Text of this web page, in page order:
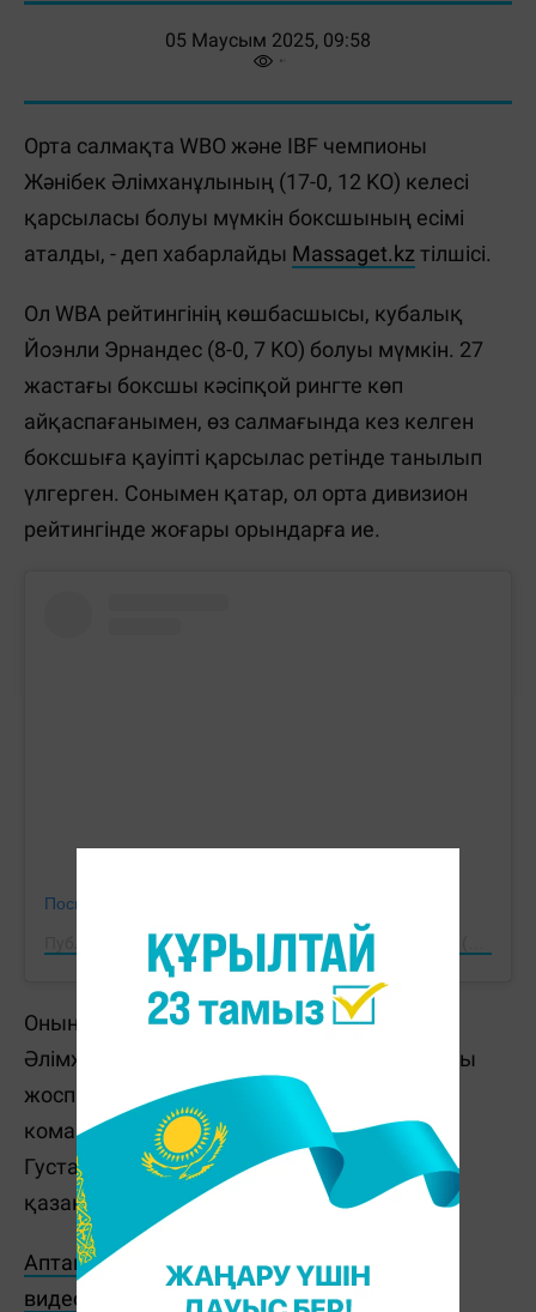
05 Маусым 2025, 09:58
Орта салмақта WBO және IBF чемпионы
Жәнібек Әлімханұлының (17-0, 12 KO) келесі
қарсыласы болуы мүмкін боксшының есімі
аталды, - деп хабарлайды Massaget.kz тілшісі.
Ол WBA рейтингінің көшбасшысы, кубалық
Йоэнли Эрнандес (8-0, 7 KO) болуы мүмкін. 27
жастағы боксшы кәсіпқой рингте көп
айқаспағанымен, өз салмағында кез келген
боксшыға қауіпті қарсылас ретінде танылып
үлгерген. Сонымен қатар, ол орта дивизион
рейтингінде жоғары орындарға ие.
Посмотреть эту публикацию в Instagram
Оның промоутері Луис Де Кубас
Әлімханұлымен жекпе-жек ұйымдастыруды
жоспарлап отырғанын айтты. Эрнандестің
командасы жақын арада WBO басшысы
Густаво Оливьеримен кездеспек, ал
қазақстандық - осы ұйымның чемпионы.
Аптаның басты оқиғалары мен пайдалы
видеоларды көру үшін YouTube арнамызға